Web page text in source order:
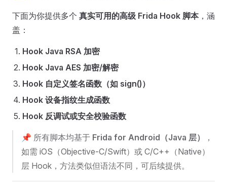
下面为你提供多个 真实可用的高级 Frida Hook 脚本，涵
盖：
Hook Java RSA 加密
Hook Java AES 加密/解密
Hook 自定义签名函数（如 sign()）
Hook 设备指纹生成函数
Hook 反调试或安全校验函数
📌 所有脚本均基于 Frida for Android（Java 层）
，
如需 iOS（Objective-C/Swift）或 C/C++（Native）
层 Hook，方法类似但语法不同，可后续提供。